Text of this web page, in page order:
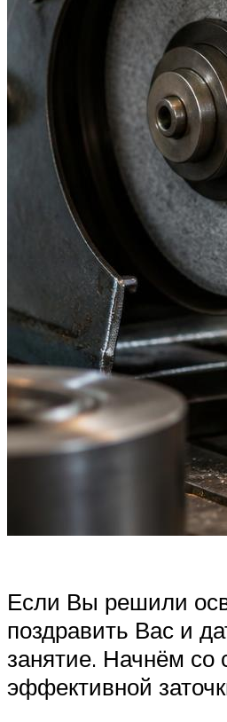
Если Вы решили
поздравить Вас и
занятие. Начнём со
эффективной